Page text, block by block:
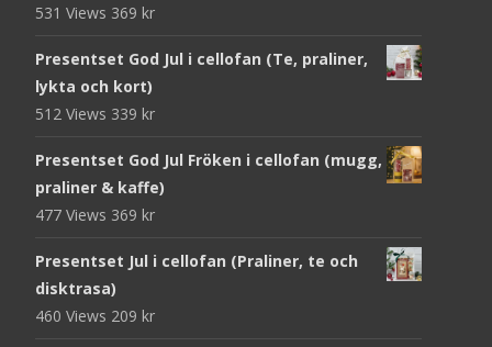
531 Views 369 kr
Presentset God Jul i cellofan (Te, praliner,
lykta och kort)
512 Views 339 kr
Presentset God Jul Fröken i cellofan (mugg,
praliner & kaffe)
477 Views 369 kr
Presentset Jul i cellofan (Praliner, te och
disktrasa)
460 Views 209 kr